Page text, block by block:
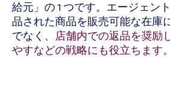
給元」の 1 つです。エージェン
品された商品を販売可能な在庫
でなく、 店舗内での返品を奨励
やすなどの戦略にも役立ちます。